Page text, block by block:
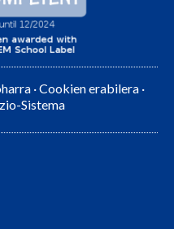
·Cookien erabilera ·
Sistema